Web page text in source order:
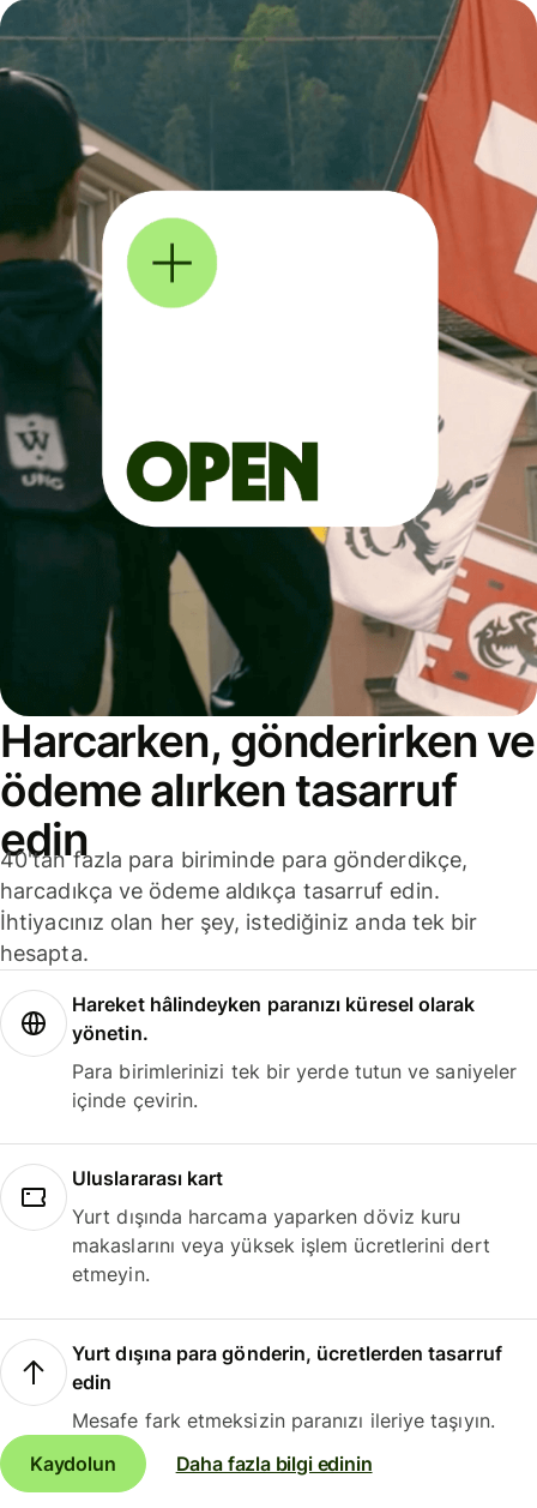
Harcarken, gönderirken ve
ödeme alırken tasarruf
edin
40'tan fazla para biriminde para gönderdikçe,
harcadıkça ve ödeme aldıkça tasarruf edin.
İhtiyacınız olan her şey, istediğiniz anda tek bir
hesapta.
Hareket hâlindeyken paranızı küresel olarak
yönetin.
Para birimlerinizi tek bir yerde tutun ve saniyeler
içinde çevirin.
Uluslararası kart
Yurt dışında harcama yaparken döviz kuru
makaslarını veya yüksek işlem ücretlerini dert
etmeyin.
Yurt dışına para gönderin, ücretlerden tasarruf
edin
Mesafe fark etmeksizin paranızı ileriye taşıyın.
Kaydolun
Daha fazla bilgi edinin